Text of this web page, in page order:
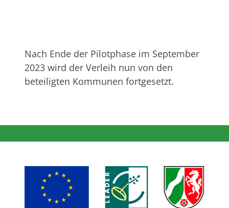
Nach Ende der Pilotphase im September
2023 wird der Verleih nun von den
beteiligten Kommunen fortgesetzt.